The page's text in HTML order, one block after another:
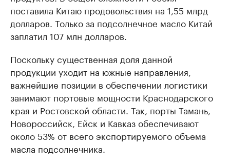
поставила Китаю продовольствия на 1,55 млрд
долларов. Только за подсолнечное масло Китай
заплатил 107 млн долларов.
Поскольку существенная доля данной
продукции уходит на южные направления,
важнейшие позиции в обеспечении логистики
занимают портовые мощности Краснодарского
края и Ростовской области. Так, порты Тамань,
Новороссийск, Ейск и Кавказ обеспечивают
около 53% от всего экспортируемого объема
масла подсолнечника.